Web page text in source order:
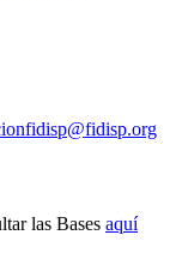
las Bases aquí